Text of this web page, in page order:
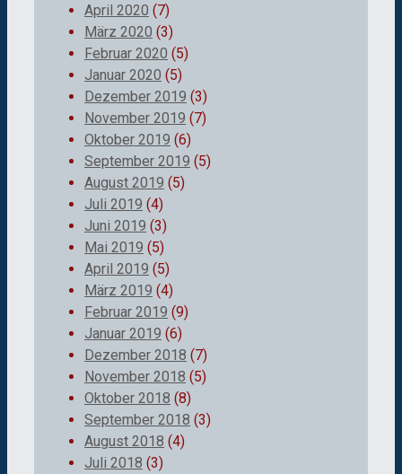
April 2020 (7)
März 2020 (3)
Februar 2020 (5)
Januar 2020 (5)
Dezember 2019 (3)
November 2019 (7)
Oktober 2019 (6)
September 2019 (5)
August 2019 (5)
Juli 2019 (4)
Juni 2019 (3)
Mai 2019 (5)
April 2019 (5)
März 2019 (4)
Februar 2019 (9)
Januar 2019 (6)
Dezember 2018 (7)
November 2018 (5)
Oktober 2018 (8)
September 2018 (3)
August 2018 (4)
Juli 2018 (3)